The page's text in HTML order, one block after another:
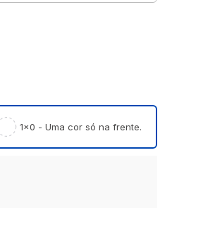
1×0 - Uma cor só na frente.